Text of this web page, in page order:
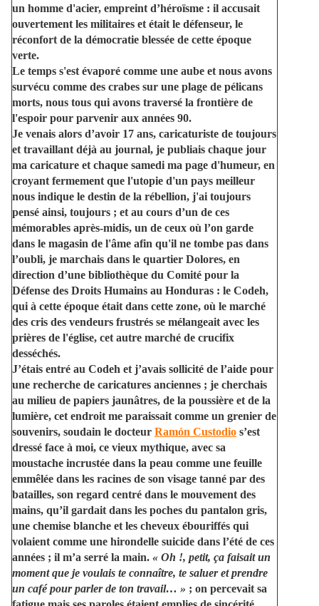
un homme d'acier, empreint d’héroïsme : il accusait
ouvertement les militaires et était le défenseur, le
réconfort de la démocratie blessée de cette époque
verte.
Le temps s'est évaporé comme une aube et nous avons
survécu comme des crabes sur une plage de pélicans
morts, nous tous qui avons traversé la frontière de
l'espoir pour parvenir aux années 90.
Je venais alors d’avoir 17 ans, caricaturiste de toujours
et travaillant déjà au journal, je publiais chaque jour
ma caricature et chaque samedi ma page d'humeur, en
croyant fermement que l'utopie d'un pays meilleur
nous indique le destin de la rébellion, j'ai toujours
pensé ainsi, toujours ; et au cours d’un de ces
mémorables après-midis, un de ceux où l’on garde
dans le magasin de l'âme afin qu'il ne tombe pas dans
l’oubli, je marchais dans le quartier Dolores, en
direction d’une bibliothèque du Comité pour la
Défense des Droits Humains au Honduras : le Codeh,
qui à cette époque était dans cette zone, où le marché
des cris des vendeurs frustrés se mélangeait avec les
prières de l'église, cet autre marché de crucifix
desséchés.
J’étais entré au Codeh et j’avais sollicité de l’aide pour
une recherche de caricatures anciennes ; je cherchais
au milieu de papiers jaunâtres, de la poussière et de la
lumière, cet endroit me paraissait comme un grenier de
souvenirs, soudain le docteur Ramón Custodio s’est
dressé face à moi, ce vieux mythique, avec sa
moustache incrustée dans la peau comme une feuille
emmêlée dans les racines de son visage tanné par des
batailles, son regard centré dans le mouvement des
mains, qu’il gardait dans les poches du pantalon gris,
une chemise blanche et les cheveux ébouriffés qui
volaient comme une hirondelle suicide dans l’été de ces
années ; il m’a serré la main. « Oh !, petit, ça faisait un
moment que je voulais te connaître, te saluer et prendre
un café pour parler de ton travail… » ; on percevait sa